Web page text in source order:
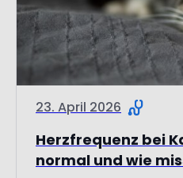
23. April 2026
Herzfrequenz bei
normal und wie
Lerne hier mehr über
Katze.